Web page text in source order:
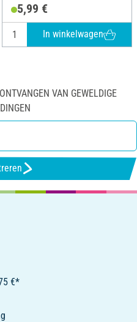
5,99 €
In winkelwagen
VAN GEWELDIGE
€*